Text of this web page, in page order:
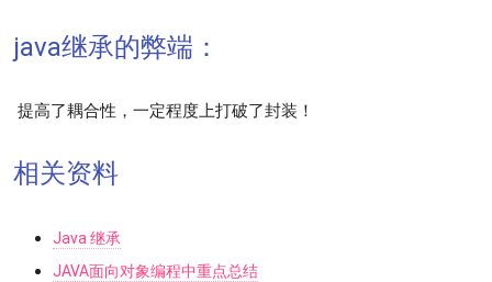
java继承的弊端：
提高了耦合性，一定程度上打破了封装！
相关资料
Java 继承
JAVA面向对象编程中重点总结